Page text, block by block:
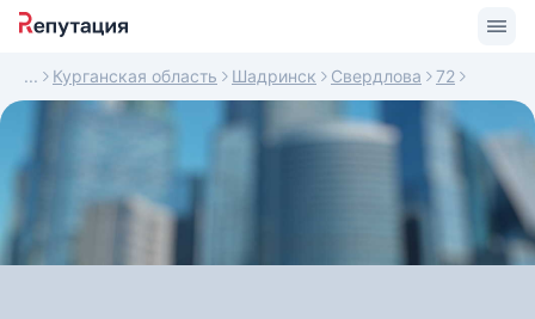
Курганская область Шадринск Свердлова 72